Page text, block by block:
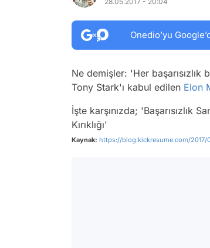
Onedio’yu
Ne demişler: 'Her başarısızlık
Tony Stark'ı kabul edilen Elon
İşte karşınızda; 'Başarısızlık
Kırıklığı'
Kaynak: https://blog.kickresume.com/2017/